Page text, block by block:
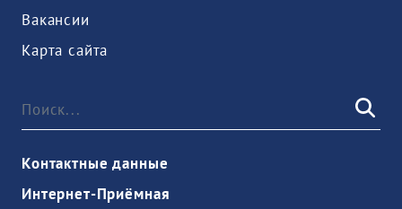
Вакансии
Карта сайта
Контактные данные
Интернет-Приёмная